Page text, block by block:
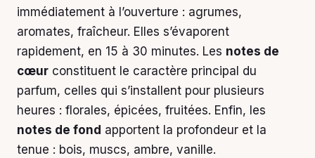
immédiatement à l’ouverture : agrumes,
aromates, fraîcheur. Elles s’évaporent
rapidement, en 15 à 30 minutes. Les notes de
cœur constituent le caractère principal du
parfum, celles qui s’installent pour plusieurs
heures : florales, épicées, fruitées. Enfin, les
notes de fond apportent la profondeur et la
tenue : bois, muscs, ambre, vanille.